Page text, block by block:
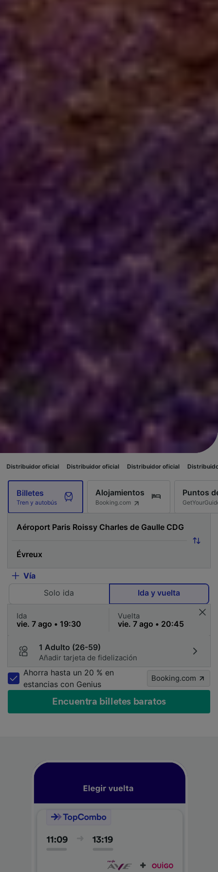
Distribuidor oficial Distribuidor oficial Distribuidor oficial
Billetes
Tren y autobús
Alojamientos
Booking.com
Puntos
Vía
Solo ida
Ida y vuelta
Ida Vuelta
1 Adulto (26-59)
Añadir tarjeta de fidelización
Ahorra hasta un 20 % en
estancias con Genius
Booking.com
Encuentra billetes baratos